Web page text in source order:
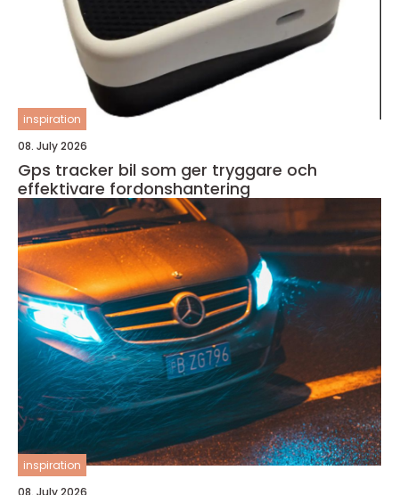
inspiration
08. July 2026
Gps tracker bil som ger tryggare och
effektivare fordonshantering
inspiration
08. July 2026